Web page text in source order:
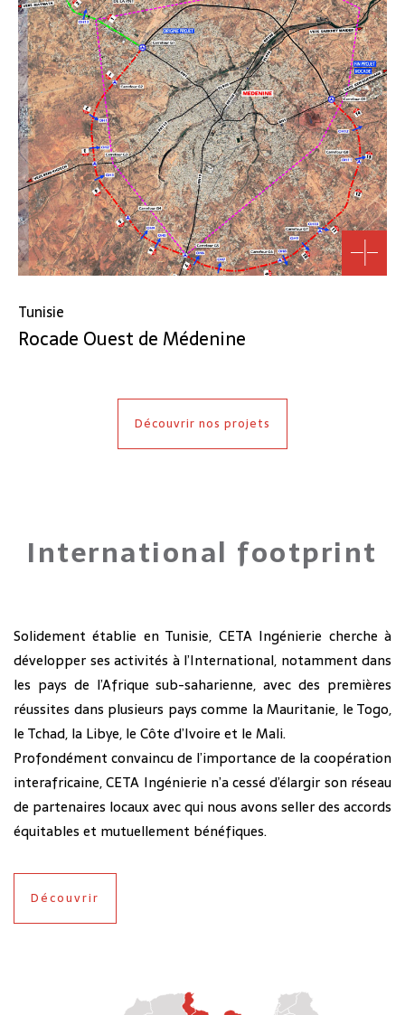
Tunisie
Rocade Ouest de Médenine
Découvrir nos projets
International footprint
Solidement établie en Tunisie, CETA Ingénierie cherche à
développer ses activités à l’International, notamment dans
les pays de l’Afrique sub-saharienne, avec des premières
réussites dans plusieurs pays comme la Mauritanie, le Togo,
le Tchad, la Libye, le Côte d’Ivoire et le Mali.
Profondément convaincu de l’importance de la coopération
interafricaine, CETA Ingénierie n’a cessé d’élargir son réseau
de partenaires locaux avec qui nous avons seller des accords
équitables et mutuellement bénéfiques.
Découvrir